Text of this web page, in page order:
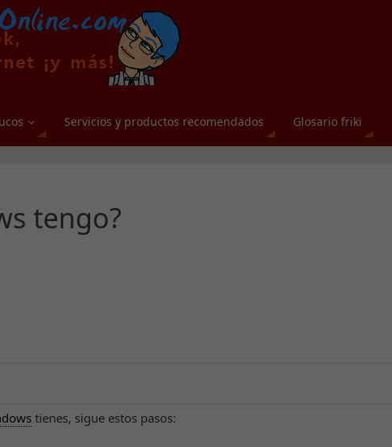
Servicios y productos recomendados Glosario friki
tengo?
tienes, sigue estos pasos: